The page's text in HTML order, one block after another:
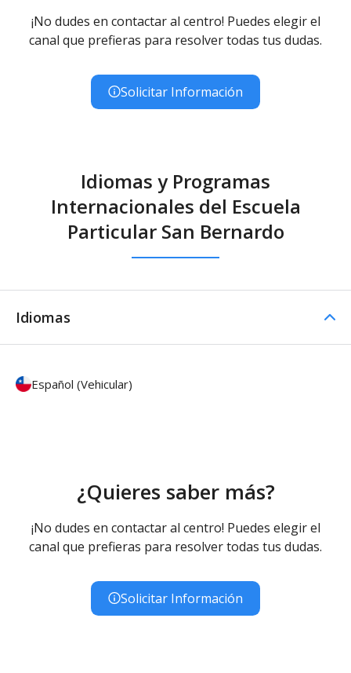
¡No dudes en contactar al centro! Puedes elegir el
canal que prefieras para resolver todas tus dudas.
Solicitar Información
Idiomas y Programas
Internacionales del Escuela
Particular San Bernardo
Idiomas
Español (Vehicular)
¿Quieres saber más?
¡No dudes en contactar al centro! Puedes elegir el
canal que prefieras para resolver todas tus dudas.
Solicitar Información